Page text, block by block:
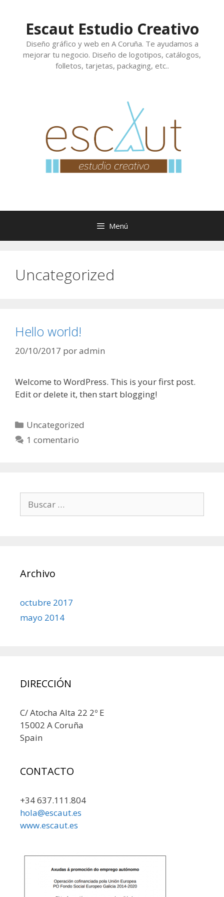
contenidoEscaut Estudio Creativo
Diseño gráfico y web en A Coruña. Te ayudamos a
mejorar tu negocio. Diseño de logotipos, catálogos,
folletos, tarjetas, packaging, etc..
Menú
Uncategorized
Hello world!
20/10/2017 poradmin
Welcome to WordPress. This is your first post.
Edit or delete it, then start blogging!
Categorías
Uncategorized
1 comentario
Archivo
octubre 2017
mayo 2014
DIRECCIÓN
C/ Atocha Alta 22 2º E
15002 A Coruña
Spain
CONTACTO
+34 637.111.804
hola@escaut.es
www.escaut.es